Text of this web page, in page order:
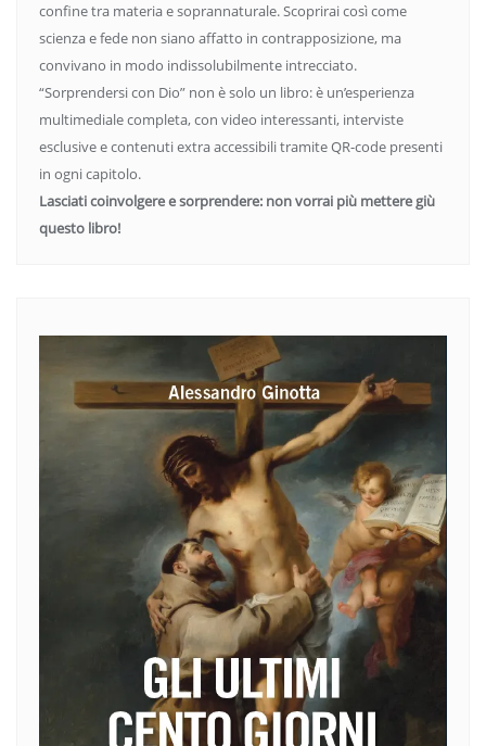
confine tra materia e soprannaturale. Scoprirai così come
scienza e fede non siano affatto in contrapposizione, ma
convivano in modo indissolubilmente intrecciato.
“Sorprendersi con Dio” non è solo un libro: è un’esperienza
multimediale completa, con video interessanti, interviste
esclusive e contenuti extra accessibili tramite QR-code presenti
in ogni capitolo.
Lasciati coinvolgere e sorprendere: non vorrai più mettere giù
questo libro!